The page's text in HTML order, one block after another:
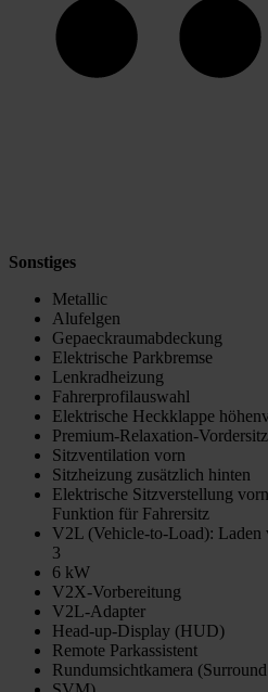
Sonstiges
Metallic
Alufelgen
Gepaeckraumabdeckung
Elektrische Parkbremse
Lenkradheizung
Fahrerprofilauswahl
Elektrische Heckklappe
Premium-Relaxation-
Sitzventilation vorn
Sitzheizung zusätzlich hinten
Elektrische Sitzverstellung
Funktion für Fahrersitz
V2L (Vehicle-to-Load): Laden
3
6 kW
V2X-Vorbereitung
V2L-Adapter
Head-up-Display (HUD)
Remote Parkassistent
Rundumsichtkamera